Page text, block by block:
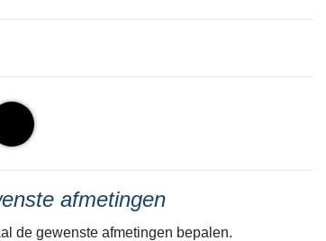
afmetingen
de gewenste afmetingen bepalen.